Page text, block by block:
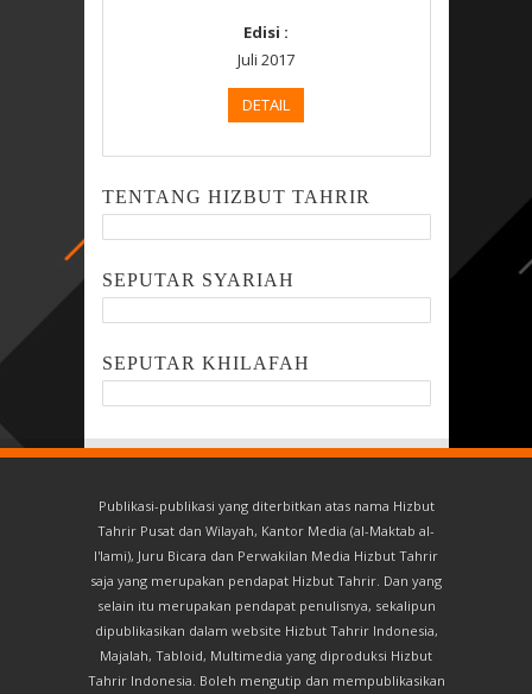
Edisi :
Juli 2017
DETAIL
TENTANG HIZBUT TAHRIR
SEPUTAR SYARIAH
SEPUTAR KHILAFAH
Publikasi-publikasi yang diterbitkan atas nama Hizbut
Tahrir Pusat dan Wilayah, Kantor Media (al-Maktab al-
I'lami), Juru Bicara dan Perwakilan Media Hizbut Tahrir
saja yang merupakan pendapat Hizbut Tahrir. Dan yang
selain itu merupakan pendapat penulisnya, sekalipun
dipublikasikan dalam website Hizbut Tahrir Indonesia,
Majalah, Tabloid, Multimedia yang diproduksi Hizbut
Tahrir Indonesia. Boleh mengutip dan mempublikasikan